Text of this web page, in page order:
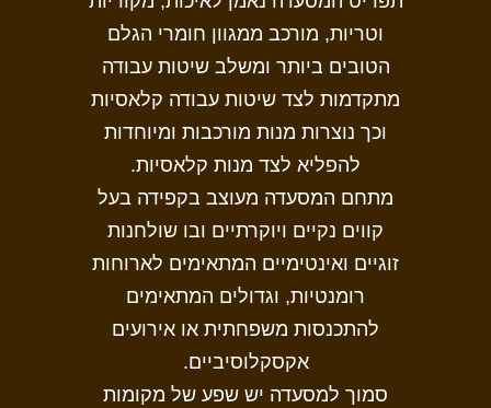
וטריות, מורכב ממגוון חומרי הגלם
הטובים ביותר ומשלב שיטות עבודה
מתקדמות לצד שיטות עבודה קלאסיות
וכך נוצרות מנות מורכבות ומיוחדות
להפליא לצד מנות קלאסיות.
מתחם המסעדה מעוצב בקפידה בעל
קווים נקיים ויוקרתיים ובו שולחנות
זוגיים ואינטימיים המתאימים לארוחות
רומנטיות, וגדולים המתאימים
להתכנסות משפחתית או אירועים
אקסקלוסיביים.
סמוך למסעדה יש שפע של מקומות